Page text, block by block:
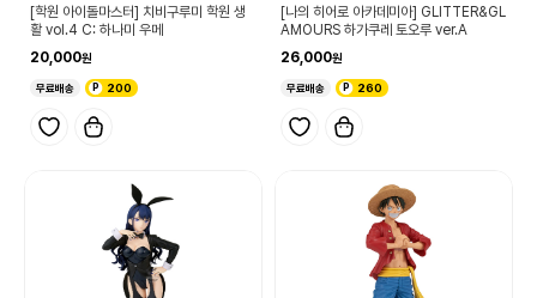
[학원 아이돌마스터] 치비구루미 학원 생
활 vol.4 C: 하나미 우메
20,000
무료배송 200
[나의 히어로 아카데미아] GLITTER&GL
AMOURS 하가쿠레 토오루 ver.A
26,000
무료배송 260